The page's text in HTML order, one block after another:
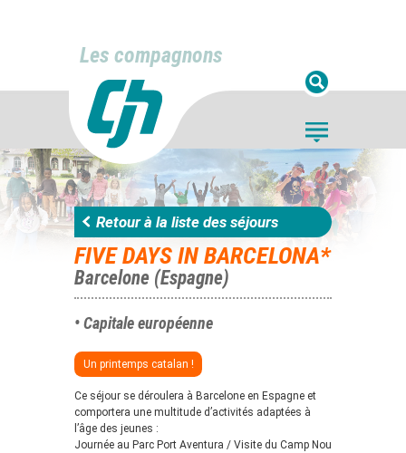
Les compagnons
Retour à la liste des séjours
FIVE DAYS IN BARCELONA*
Barcelone (Espagne)
• Capitale européenne
Un printemps catalan !
Ce séjour se déroulera à Barcelone en Espagne et
comportera une multitude d’activités adaptées à
l’âge des jeunes :
Journée au Parc Port Aventura / Visite du Camp Nou